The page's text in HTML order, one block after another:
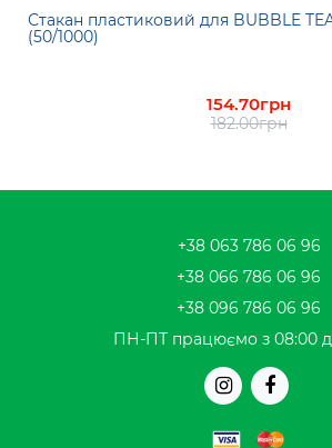
Стакан пластиковий для BUBBLE
(50/1000)
154.70грн
182.00грн
+38 063 786 06 96
+38 066 786 06 96
+38 096 786 06 96
ПН-ПТ працюємо з 08:00